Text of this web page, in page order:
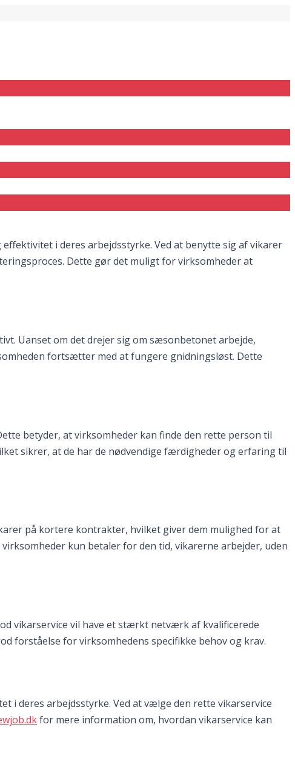
i deres arbejdsstyrke. Ved at benytte sig af vikarer
Dette gør det muligt for virksomheder at
Uanset om det drejer sig om sæsonbetonet arbejde,
fortsætter med at fungere gnidningsløst. Dette
betyder, at virksomheder kan finde den rette person til
sikrer, at de har de nødvendige færdigheder og erfaring til
på kortere kontrakter, hvilket giver dem mulighed for at
kun betaler for den tid, vikarerne arbejder, uden
vikarservice vil have et stærkt netværk af kvalificerede
forståelse for virksomhedens specifikke behov og krav.
i deres arbejdsstyrke. Ved at vælge den rette vikarservice
for mere information om, hvordan vikarservice kan